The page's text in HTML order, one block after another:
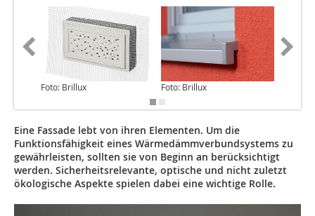
Foto: Brillux Foto: Brillux
Eine Fassade lebt von ihren Elementen. Um die
Funktionsfähigkeit eines Wärmedämmverbundsystems zu
gewährleisten, sollten sie von Beginn an berücksichtigt
werden. Sicherheitsrelevante, optische und nicht zuletzt
ökologische Aspekte spielen dabei eine wichtige Rolle.